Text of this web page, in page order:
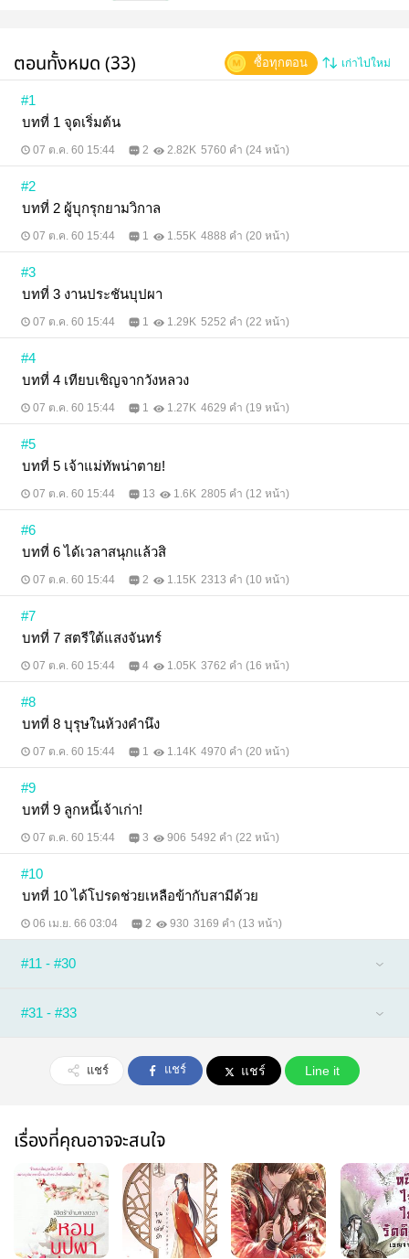
&ldquo;โอ๊ย !&rdquo;ชายหนุ่มงอตัวร้องโอดโอย สีหน้า
แสดงความเจ็บปวด หญิงสาวรีบวิ่งกลับมาซักถามอย่าง
สีหน้าร้อนใจขณะรอคอยคำตอบจากชายหนุ่ม
เป็น...เป็นบุรุษของเจ้าแล้วนะฮว๋าเอ๋อร์ ได้ข้าแล้วอย่าทิ้ง
ตอนทั้งหมด (33) เก่าไปใหม่
ซื้อทุกตอน
#1
บทที่ 1 จุดเริ่มต้น
07 ต.ค. 60 15:44 2 2.82K 5760 คำ (24 หน้า)
#2
บทที่ 2 ผู้บุกรุกยามวิกาล
07 ต.ค. 60 15:44 1 1.55K 4888 คำ (20 หน้า)
#3
บทที่ 3 งานประชันบุปผา
07 ต.ค. 60 15:44 1 1.29K 5252 คำ (22 หน้า)
#4
บทที่ 4 เทียบเชิญจากวังหลวง
07 ต.ค. 60 15:44 1 1.27K 4629 คำ (19 หน้า)
#5
บทที่ 5 เจ้าแม่ทัพน่าตาย!
07 ต.ค. 60 15:44 13 1.6K 2805 คำ (12 หน้า)
#6
บทที่ 6 ได้เวลาสนุกแล้วสิ
07 ต.ค. 60 15:44 2 1.15K 2313 คำ (10 หน้า)
#7
บทที่ 7 สตรีใต้แสงจันทร์
07 ต.ค. 60 15:44 4 1.05K 3762 คำ (16 หน้า)
#8
บทที่ 8 บุรุษในห้วงคำนึง
07 ต.ค. 60 15:44 1 1.14K 4970 คำ (20 หน้า)
#9
บทที่ 9 ลูกหนี้เจ้าเก่า!
07 ต.ค. 60 15:44 3 906 5492 คำ (22 หน้า)
#10
บทที่ 10 ได้โปรดช่วยเหลือข้ากับสามีด้วย
06 เม.ย. 66 03:04 2 930 3169 คำ (13 หน้า)
#11 - #30
#31 - #33
แชร์ แชร์ แชร์ Line it
เรื่องที่คุณอาจจะสนใจ